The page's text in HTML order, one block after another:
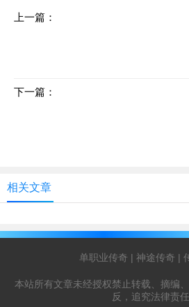
上一篇：
下一篇：
相关文章
单职业传奇 | 神途传奇 |
本站所有文章未经授权禁止转载、摘编
反，追究法律责任